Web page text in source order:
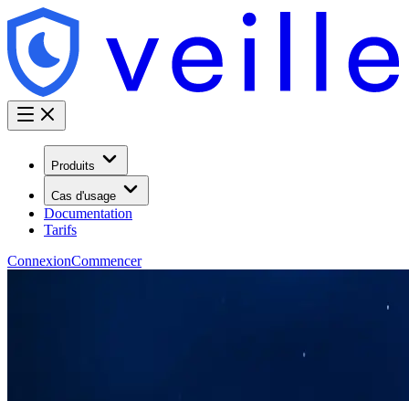
Produits
Cas d'usage
Documentation
Tarifs
ConnexionCommencer